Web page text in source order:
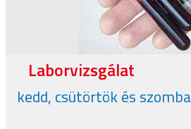
Laborvizsgálat
kedd, csütörtök és